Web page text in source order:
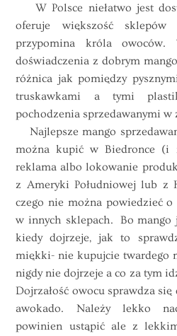
W Polsce niełatwo jest
oferuje większość
przypomina króla
doświadczenia z dobrym
różnica jak pomiędzy
truskawkami a tymi
pochodzenia sprzedawanymi
Najlepsze mango
można kupić w Biedronce (i
reklama albo lokowanie
z Ameryki Południowej lub z
czego nie można powiedzieć o
w innych sklepach. Bo mango
kiedy dojrzeje, jak to
miękki- nie kupujcie twardego
nigdy nie dojrzeje a co za tym
Dojrzałość owocu sprawdza
awokado. Należy lekko
powinien ustąpić ale z